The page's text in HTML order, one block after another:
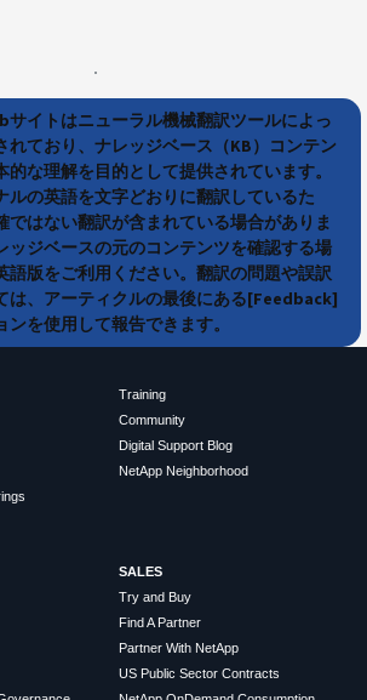
サイトはニューラル機械翻訳ツールによっ
れており、ナレッジベース（KB）コンテン
的な理解を目的として提供されています。
ルの英語を文字どおりに翻訳しているた
ではない翻訳が含まれている場合がありま
ッジベースの元のコンテンツを確認する場
語版をご利用ください。翻訳の問題や誤訳
は、アーティクルの最後にある[Feedback]
ンを使用して報告できます。
Training
Community
Digital Support Blog
NetApp Neighborhood
SALES
Try and Buy
Find A Partner
Partner With NetApp
US Public Sector Contracts